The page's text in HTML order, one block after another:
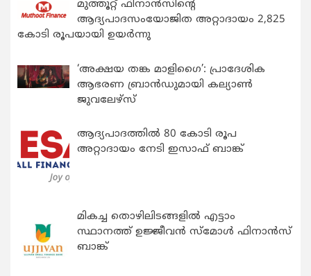
മുത്തൂറ്റ് ഫിനാൻസിന്റെ
ആദ്യപാദസംയോജിത അറ്റാദായം 2,825
കോടി രൂപയായി ഉയർന്നു
‘അക്ഷയ തങ്ക മാളിഗൈ’: പ്രാദേശിക
ആഭരണ ബ്രാന്‍ഡുമായി കല്യാണ്‍
ജുവലേഴ്‌സ്
ആദ്യപാദത്തിൽ 80 കോടി രൂപ
അറ്റാദായം നേടി ഇസാഫ് ബാങ്ക്
മികച്ച തൊഴിലിടങ്ങളിൽ എട്ടാം
സ്ഥാനത്ത് ഉജ്ജീവൻ സ്മോൾ ഫിനാൻസ്
ബാങ്ക്